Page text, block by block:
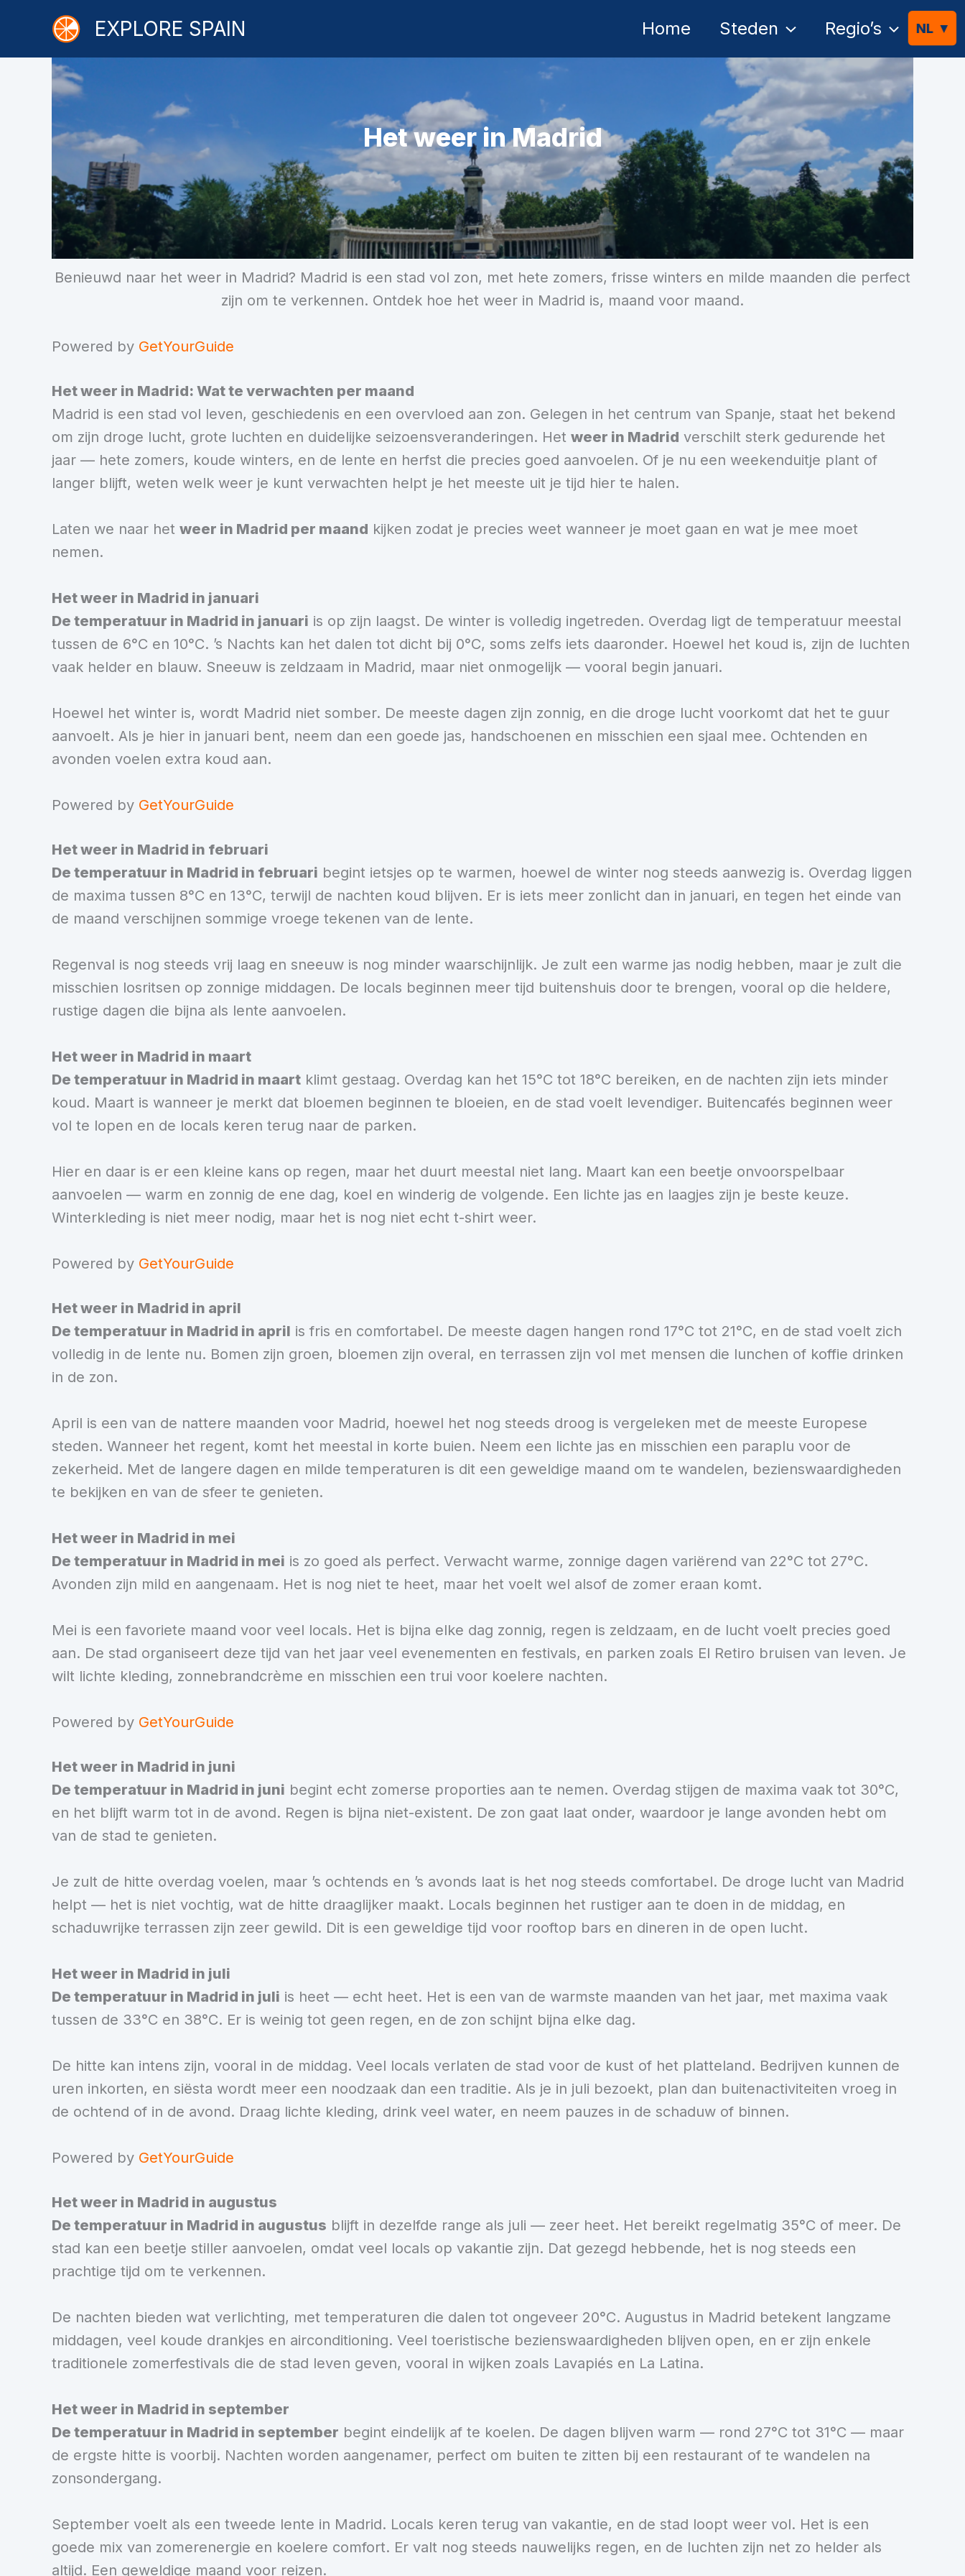
de
EXPLORE SPAIN Home Steden Regio’s
Het weer in Madrid
Benieuwd naar het weer in Madrid? Madrid is een stad vol zon, met hete zomers, frisse winters en milde maanden die perfect
zijn om te verkennen. Ontdek hoe het weer in Madrid is, maand voor maand.
Powered by GetYourGuide
Het weer in Madrid: Wat te verwachten per maand
Madrid is een stad vol leven, geschiedenis en een overvloed aan zon. Gelegen in het centrum van Spanje, staat het bekend
om zijn droge lucht, grote luchten en duidelijke seizoensveranderingen. Het weer in Madrid verschilt sterk gedurende het
jaar — hete zomers, koude winters, en de lente en herfst die precies goed aanvoelen. Of je nu een weekenduitje plant of
langer blijft, weten welk weer je kunt verwachten helpt je het meeste uit je tijd hier te halen.
Laten we naar het weer in Madrid per maand kijken zodat je precies weet wanneer je moet gaan en wat je mee moet
nemen.
Het weer in Madrid in januari
De temperatuur in Madrid in januari is op zijn laagst. De winter is volledig ingetreden. Overdag ligt de temperatuur meestal
tussen de 6°C en 10°C. ’s Nachts kan het dalen tot dicht bij 0°C, soms zelfs iets daaronder. Hoewel het koud is, zijn de luchten
vaak helder en blauw. Sneeuw is zeldzaam in Madrid, maar niet onmogelijk — vooral begin januari.
Hoewel het winter is, wordt Madrid niet somber. De meeste dagen zijn zonnig, en die droge lucht voorkomt dat het te guur
aanvoelt. Als je hier in januari bent, neem dan een goede jas, handschoenen en misschien een sjaal mee. Ochtenden en
avonden voelen extra koud aan.
Powered by GetYourGuide
Het weer in Madrid in februari
De temperatuur in Madrid in februari begint ietsjes op te warmen, hoewel de winter nog steeds aanwezig is. Overdag liggen
de maxima tussen 8°C en 13°C, terwijl de nachten koud blijven. Er is iets meer zonlicht dan in januari, en tegen het einde van
de maand verschijnen sommige vroege tekenen van de lente.
Regenval is nog steeds vrij laag en sneeuw is nog minder waarschijnlijk. Je zult een warme jas nodig hebben, maar je zult die
misschien losritsen op zonnige middagen. De locals beginnen meer tijd buitenshuis door te brengen, vooral op die heldere,
rustige dagen die bijna als lente aanvoelen.
Het weer in Madrid in maart
De temperatuur in Madrid in maart klimt gestaag. Overdag kan het 15°C tot 18°C bereiken, en de nachten zijn iets minder
koud. Maart is wanneer je merkt dat bloemen beginnen te bloeien, en de stad voelt levendiger. Buitencafés beginnen weer
vol te lopen en de locals keren terug naar de parken.
Hier en daar is er een kleine kans op regen, maar het duurt meestal niet lang. Maart kan een beetje onvoorspelbaar
aanvoelen — warm en zonnig de ene dag, koel en winderig de volgende. Een lichte jas en laagjes zijn je beste keuze.
Winterkleding is niet meer nodig, maar het is nog niet echt t-shirt weer.
Powered by GetYourGuide
Het weer in Madrid in april
De temperatuur in Madrid in april is fris en comfortabel. De meeste dagen hangen rond 17°C tot 21°C, en de stad voelt zich
volledig in de lente nu. Bomen zijn groen, bloemen zijn overal, en terrassen zijn vol met mensen die lunchen of koffie drinken
in de zon.
April is een van de nattere maanden voor Madrid, hoewel het nog steeds droog is vergeleken met de meeste Europese
steden. Wanneer het regent, komt het meestal in korte buien. Neem een lichte jas en misschien een paraplu voor de
zekerheid. Met de langere dagen en milde temperaturen is dit een geweldige maand om te wandelen, bezienswaardigheden
te bekijken en van de sfeer te genieten.
Het weer in Madrid in mei
De temperatuur in Madrid in mei is zo goed als perfect. Verwacht warme, zonnige dagen variërend van 22°C tot 27°C.
Avonden zijn mild en aangenaam. Het is nog niet te heet, maar het voelt wel alsof de zomer eraan komt.
Mei is een favoriete maand voor veel locals. Het is bijna elke dag zonnig, regen is zeldzaam, en de lucht voelt precies goed
aan. De stad organiseert deze tijd van het jaar veel evenementen en festivals, en parken zoals El Retiro bruisen van leven. Je
wilt lichte kleding, zonnebrandcrème en misschien een trui voor koelere nachten.
Powered by GetYourGuide
Het weer in Madrid in juni
De temperatuur in Madrid in juni begint echt zomerse proporties aan te nemen. Overdag stijgen de maxima vaak tot 30°C,
en het blijft warm tot in de avond. Regen is bijna niet-existent. De zon gaat laat onder, waardoor je lange avonden hebt om
van de stad te genieten.
Je zult de hitte overdag voelen, maar ’s ochtends en ’s avonds laat is het nog steeds comfortabel. De droge lucht van Madrid
helpt — het is niet vochtig, wat de hitte draaglijker maakt. Locals beginnen het rustiger aan te doen in de middag, en
schaduwrijke terrassen zijn zeer gewild. Dit is een geweldige tijd voor rooftop bars en dineren in de open lucht.
Het weer in Madrid in juli
De temperatuur in Madrid in juli is heet — echt heet. Het is een van de warmste maanden van het jaar, met maxima vaak
tussen de 33°C en 38°C. Er is weinig tot geen regen, en de zon schijnt bijna elke dag.
De hitte kan intens zijn, vooral in de middag. Veel locals verlaten de stad voor de kust of het platteland. Bedrijven kunnen de
uren inkorten, en siësta wordt meer een noodzaak dan een traditie. Als je in juli bezoekt, plan dan buitenactiviteiten vroeg in
de ochtend of in de avond. Draag lichte kleding, drink veel water, en neem pauzes in de schaduw of binnen.
Powered by GetYourGuide
Het weer in Madrid in augustus
De temperatuur in Madrid in augustus blijft in dezelfde range als juli — zeer heet. Het bereikt regelmatig 35°C of meer. De
stad kan een beetje stiller aanvoelen, omdat veel locals op vakantie zijn. Dat gezegd hebbende, het is nog steeds een
prachtige tijd om te verkennen.
De nachten bieden wat verlichting, met temperaturen die dalen tot ongeveer 20°C. Augustus in Madrid betekent langzame
middagen, veel koude drankjes en airconditioning. Veel toeristische bezienswaardigheden blijven open, en er zijn enkele
traditionele zomerfestivals die de stad leven geven, vooral in wijken zoals Lavapiés en La Latina.
Het weer in Madrid in september
De temperatuur in Madrid in september begint eindelijk af te koelen. De dagen blijven warm — rond 27°C tot 31°C — maar
de ergste hitte is voorbij. Nachten worden aangenamer, perfect om buiten te zitten bij een restaurant of te wandelen na
zonsondergang.
September voelt als een tweede lente in Madrid. Locals keren terug van vakantie, en de stad loopt weer vol. Het is een
goede mix van zomerenergie en koelere comfort. Er valt nog steeds nauwelijks regen, en de luchten zijn net zo helder als
altijd. Een geweldige maand voor reizen.